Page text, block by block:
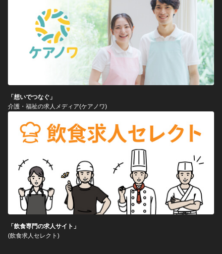
「想いでつなぐ」
介護・福祉の求人メディア(ケアノワ)
「飲食専門の求人サイト」
(飲食求人セレクト)